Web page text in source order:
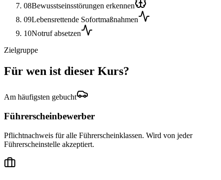
08Bewusstseinsstörungen erkennen
09Lebensrettende Sofortmaßnahmen
10Notruf absetzen
Zielgruppe
Für wen ist dieser Kurs?
Am häufigsten gebucht
Führerscheinbewerber
Pflichtnachweis für alle Führerscheinklassen. Wird von jeder
Führerscheinstelle akzeptiert.